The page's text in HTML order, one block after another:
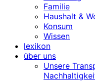
Familie
Haushalt &
Konsum
Wissen
lexikon
über uns
Unsere